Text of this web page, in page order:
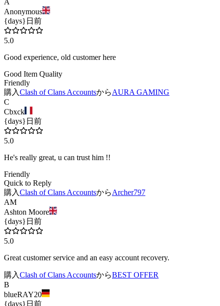
A
Anonymous
{days}日前
5.0
Good experience, old customer here
Good Item Quality
Friendly
購入Clash of Clans AccountsからAURA GAMING
C
Cbxck
{days}日前
5.0
He's really great, u can trust him !!
Friendly
Quick to Reply
購入Clash of Clans AccountsからArcher797
AM
Ashton Moore
{days}日前
5.0
Great customer service and an easy account recovery.
購入Clash of Clans AccountsからBEST OFFER
B
blueRAY20
{days}日前